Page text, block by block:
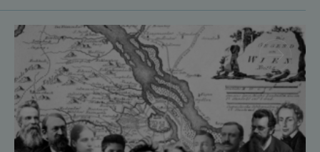
Philosophysics: the (pre-)history of quantum